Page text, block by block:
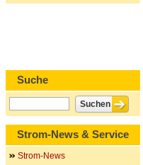
Suche
Strom-News & Service
Strom-News